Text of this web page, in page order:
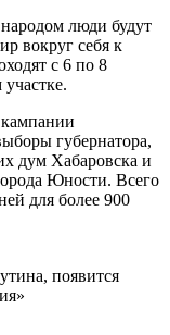
люди будут
вокруг себя к
с 6 по 8
губернатора,
дум Хабаровска и
Юности. Всего
для более 900